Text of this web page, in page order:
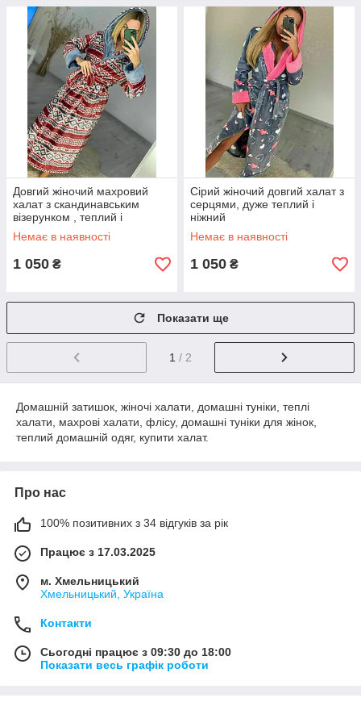
Довгий жіночий махровий
халат з скандинавським
візерунком , теплий і
мягенький
Немає в наявності
1 050 ₴
Сірий жіночий довгий халат з
серцями, дуже теплий і
ніжний
Немає в наявності
1 050 ₴
Показати ще
1 / 2
Домашній затишок, жіночі халати, домашні туніки, теплі
халати, махрові халати, флісу, домашні туніки для жінок,
теплий домашній одяг, купити халат.
Про нас
100% позитивних з 34 відгуків за рік
Працює з 17.03.2025
м. Хмельницький
Хмельницький, Україна
Контакти
Сьогодні працює з 09:30 до 18:00
Показати весь графік роботи